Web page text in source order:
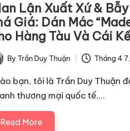
Lận Xuất Xứ &
Giá: Dán Mác
Hàng Tàu Và Cái
By Trần Duy Thuận Tháng 4
bạn, tôi là Trần Duy Thuận
thương mại quốc tế,…
Read More